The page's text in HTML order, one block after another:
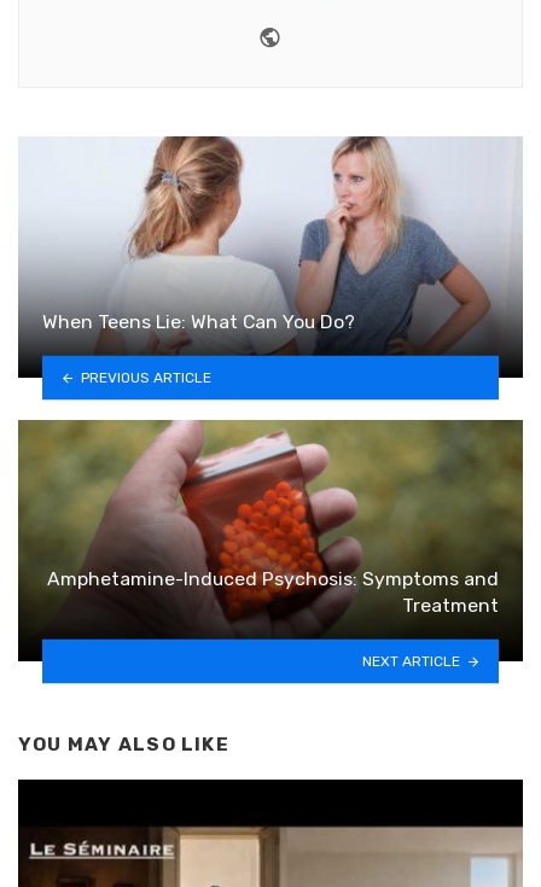
When Teens Lie: What Can You Do?
PREVIOUS ARTICLE
Amphetamine-Induced Psychosis: Symptoms and
Treatment
NEXT ARTICLE
YOU MAY ALSO LIKE